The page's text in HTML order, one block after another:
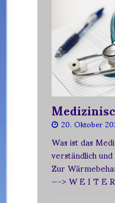
20. Oktober
Was ist das
verständlich
Zur
—-> W E I T E